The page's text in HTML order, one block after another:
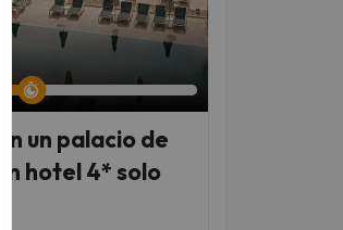
un palacio de
hotel 4* solo